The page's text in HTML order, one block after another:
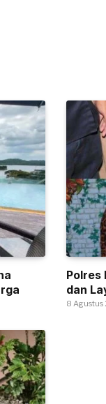
Polres
dan
8 Agustus